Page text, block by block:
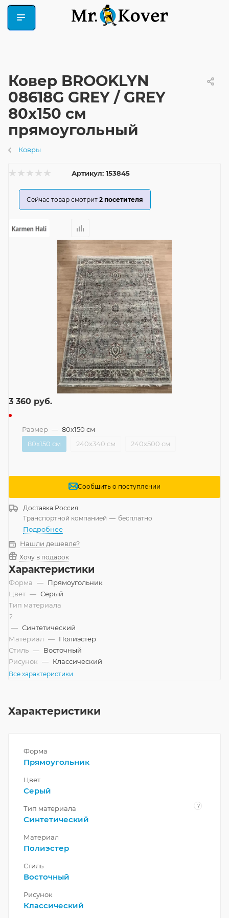
Ковер BROOKLYN
08618G GREY / GREY
80x150 см
прямоугольный
Ковры
Артикул: 153845
Сейчас товар смотрит 2 посетителя
3 360 руб.
Размер — 80x150 см
80x150 см
240x340 см 240x500 см
Сообщить о поступлении
Доставка Россия
Транспортной компанией — бесплатно
Подробнее
Нашли дешевле?
Хочу в подарок
Характеристики
Форма — Прямоугольник
Цвет — Серый
Тип материала
?
— Синтетический
Материал — Полиэстер
Стиль — Восточный
Рисунок — Классический
Все характеристики
Характеристики
Форма
Прямоугольник
Цвет
Серый
Тип материала ?
Синтетический
Материал
Полиэстер
Стиль
Восточный
Рисунок
Классический